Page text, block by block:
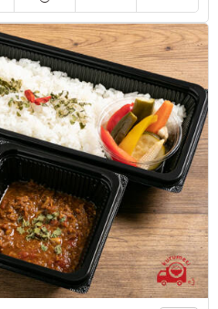
ルギー223kcal/たんぱく質
食塩相当量2.3g】
フリーのお弁当が希望だった
ました。ボリュームがあるの
好評でした。また注文させて